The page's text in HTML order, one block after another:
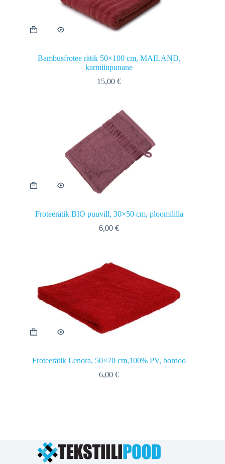
Bambusfrotee rätik 50×100 cm, MAILAND,
karmiinpunane
15,00€
Froteerätik BIO puuvill, 30×50 cm, ploomililla
6,00€
Froteerätik Lenora, 50×70 cm,100% PV, bordoo
6,00€